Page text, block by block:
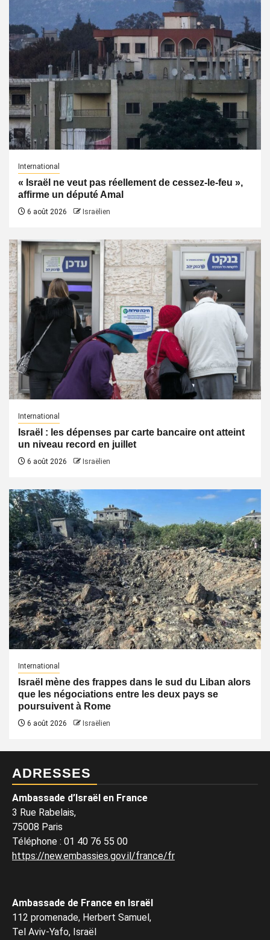
International
« Israël ne veut pas réellement de cessez-le-feu »,
affirme un député Amal
6 août 2026 Israëlien
International
Israël : les dépenses par carte bancaire ont atteint
un niveau record en juillet
6 août 2026 Israëlien
International
Israël mène des frappes dans le sud du Liban alors
que les négociations entre les deux pays se
poursuivent à Rome
6 août 2026 Israëlien
ADRESSES
Ambassade d’Israël en France
3 Rue Rabelais,
75008 Paris
Téléphone : 01 40 76 55 00
https://new.embassies.gov.il/france/fr
Ambassade de France en Israël
112 promenade, Herbert Samuel,
Tel Aviv-Yafo, Israël